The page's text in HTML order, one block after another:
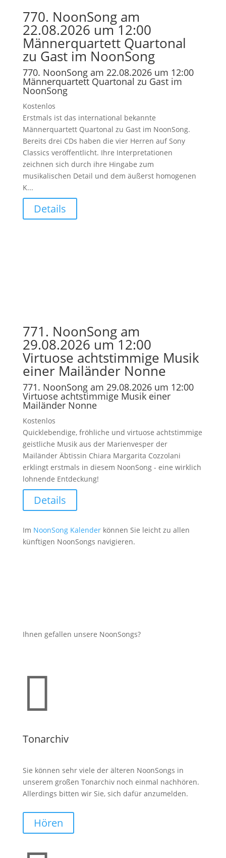
770. NoonSong am
22.08.2026 um 12:00
Männerquartett Quartonal
zu Gast im NoonSong
770. NoonSong am 22.08.2026 um 12:00
Männerquartett Quartonal zu Gast im
NoonSong
Kostenlos
Erstmals ist das international bekannte
Männerquartett Quartonal zu Gast im NoonSong.
Bereits drei CDs haben die vier Herren auf Sony
Classics veröffentlicht. Ihre Interpretationen
zeichnen sich durch ihre Hingabe zum
musikalischen Detail und dem äußerst homogenen
K...
Details
771. NoonSong am
29.08.2026 um 12:00
Virtuose achtstimmige Musik
einer Mailänder Nonne
771. NoonSong am 29.08.2026 um 12:00
Virtuose achtstimmige Musik einer
Mailänder Nonne
Kostenlos
Quicklebendige, fröhliche und virtuose achtstimmige
geistliche Musik aus der Marienvesper der
Mailänder Äbtissin Chiara Margarita Cozzolani
erklingt erstmals in diesem NoonSong - eine wirklich
lohnende Entdeckung!
Details
Im NoonSong Kalenderkönnen Sie leicht zu allen
künftigen NoonSongs navigieren.
Ihnen gefallen unsere NoonSongs?

Tonarchiv
Sie können sehr viele der älteren NoonSongs in
unserem großen Tonarchiv noch einmal nachhören.
Allerdings bitten wir Sie, sich dafür anzumelden.
Hören